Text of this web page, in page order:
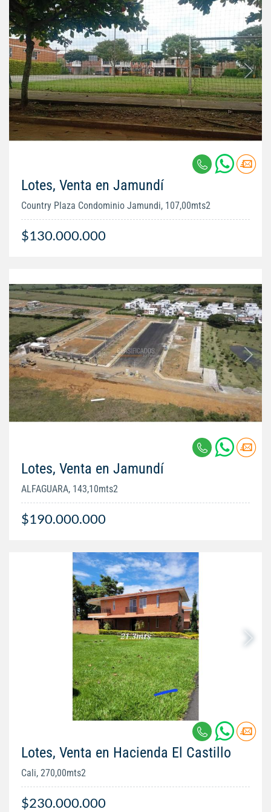
Lotes, Venta en Jamundí
Country Plaza Condominio Jamundi, 107,00mts2
$130.000.000
Lotes, Venta en Jamundí
ALFAGUARA, 143,10mts2
$190.000.000
Lotes, Venta en Hacienda El Castillo
Cali, 270,00mts2
$230.000.000